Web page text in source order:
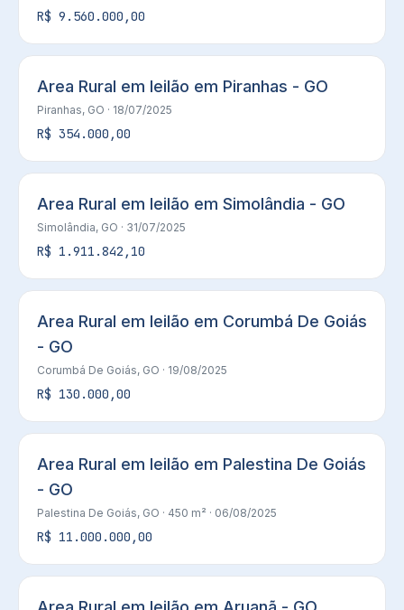
R$ 9.560.000,00
Area Rural em leilão em Piranhas - GO
Piranhas, GO · 18/07/2025
R$ 354.000,00
Area Rural em leilão em Simolândia - GO
Simolândia, GO · 31/07/2025
R$ 1.911.842,10
Area Rural em leilão em Corumbá De Goiás
- GO
Corumbá De Goiás, GO · 19/08/2025
R$ 130.000,00
Area Rural em leilão em Palestina De Goiás
- GO
Palestina De Goiás, GO · 450 m² · 06/08/2025
R$ 11.000.000,00